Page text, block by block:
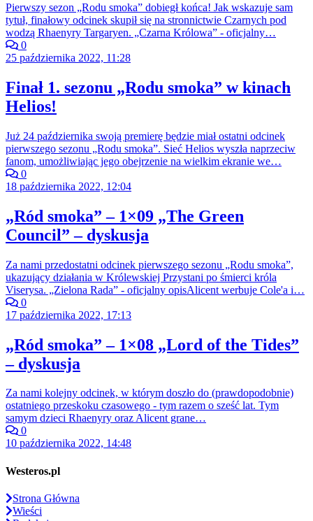
Pierwszy sezon „Rodu smoka” dobiegł końca! Jak wskazuje sam
tytuł, finałowy odcinek skupił się na stronnictwie Czarnych pod
wodzą Rhaenyry Targaryen. „Czarna Królowa” - oficjalny…
0
25 października 2022, 11:28
Finał 1. sezonu „Rodu smoka” w kinach
Helios!
Już 24 października swoją premierę będzie miał ostatni odcinek
pierwszego sezonu „Rodu smoka”. Sieć Helios wyszła naprzeciw
fanom, umożliwiając jego obejrzenie na wielkim ekranie we…
0
18 października 2022, 12:04
„Ród smoka” – 1×09 „The Green
Council” – dyskusja
Za nami przedostatni odcinek pierwszego sezonu „Rodu smoka”,
ukazujący działania w Królewskiej Przystani po śmierci króla
Viserysa. „Zielona Rada” - oficjalny opisAlicent werbuje Cole'a i…
0
17 października 2022, 17:13
„Ród smoka” – 1×08 „Lord of the Tides”
– dyskusja
Za nami kolejny odcinek, w którym doszło do (prawdopodobnie)
ostatniego przeskoku czasowego - tym razem o sześć lat. Tym
samym dzieci Rhaenyry oraz Alicent grane…
0
10 października 2022, 14:48
Westeros.pl
Strona Główna
Wieści